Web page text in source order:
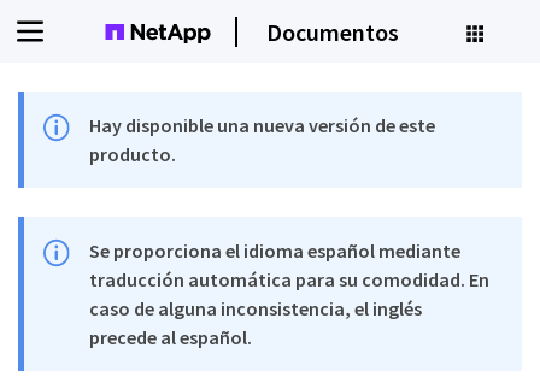
Documentos
Hay disponible una nueva versión de este
producto.
Se proporciona el idioma español mediante
traducción automática para su comodidad. En
caso de alguna inconsistencia, el inglés
precede al español.